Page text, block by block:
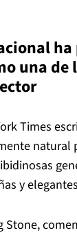
una de
Times
natural
y
Stone,